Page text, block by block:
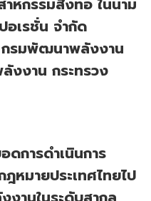
เรชั่น จำกัด
รมพัฒนาพลังงาน
งงาน กระทรวง
การดำเนินการ
หมายประเทศไทยไป